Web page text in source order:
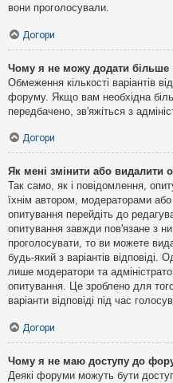
вони проголосували.
Догори
Чому я не можу додати більше
Обмеження кількості варіантів
форуму. Якщо вам необхідна
передбачено, зв'яжіться з
Догори
Як мені змінити або видалити
Так само, як і повідомлення,
їхнім автором, модераторами
опитування перейдіть до
опитування завжди пов'язане з
проголосувати, то ви можете
будь-який з варіантів
лише модератори та
опитування. Це зроблено для
варіанти відповіді під час
Догори
Чому я не маю доступу до
Деякі форуми можуть бути